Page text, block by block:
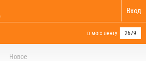
Вход
в мою ленту 2679
Новое